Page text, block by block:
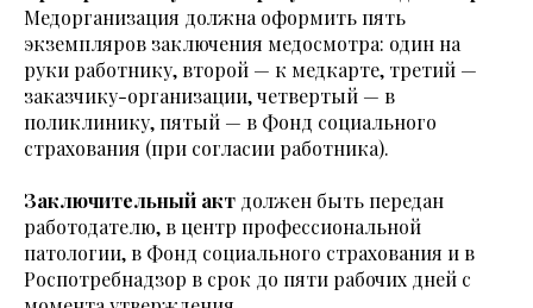
Медорганизация должна оформить пять
экземпляров заключения медосмотра: один на
руки работнику, второй — к медкарте, третий —
заказчику-организации, четвертый — в
поликлинику, пятый — в Фонд социального
страхования (при согласии работника).
Заключительный акт должен быть передан
работодателю, в центр профессиональной
патологии, в Фонд социального страхования и в
Роспотребнадзор в срок до пяти рабочих дней с